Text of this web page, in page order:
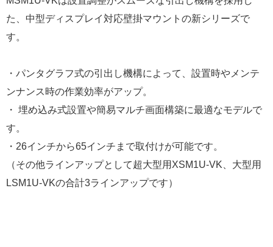
た、中型ディスプレイ対応壁掛マウントの新シリーズで
す。
・パンタグラフ式の引出し機構によって、設置時やメンテ
ンナンス時の作業効率がアップ。
・ 埋め込み式設置や簡易マルチ画面構築に最適なモデルで
す。
・26インチから65インチまで取付けが可能です。
（その他ラインアップとして超大型用XSM1U-VK、大型用
LSM1U-VKの合計3ラインアップです）